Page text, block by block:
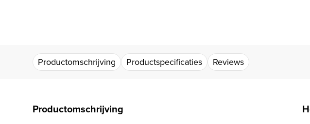
Productomschrijving Productspecificaties Reviews
Productomschrijving